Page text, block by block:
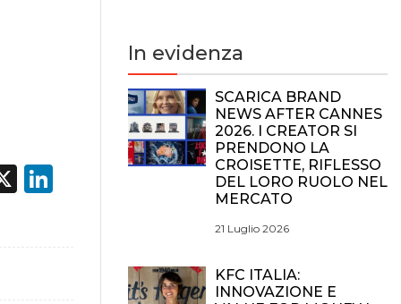
X LinkedIn
In evidenza
SCARICA BRAND
NEWS AFTER CANNES
2026. I CREATOR SI
PRENDONO LA
CROISETTE, RIFLESSO
DEL LORO RUOLO NEL
MERCATO
21 Luglio 2026
KFC ITALIA:
INNOVAZIONE E